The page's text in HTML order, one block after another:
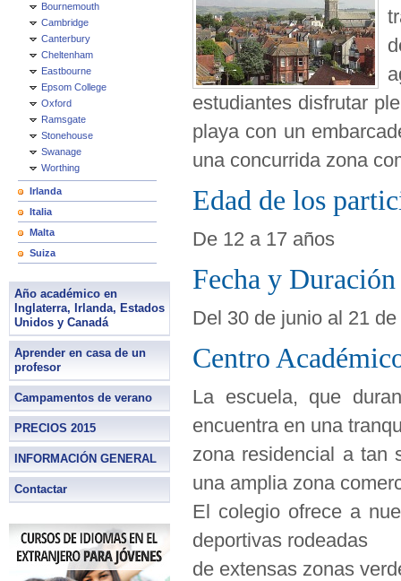
Bournemouth
Cambridge
Canterbury
Cheltenham
Eastbourne
Epsom College
Oxford
Ramsgate
Stonehouse
Swanage
Worthing
Irlanda
Italia
Malta
Suiza
Año académico en
Inglaterra, Irlanda, Estados
Unidos y Canadá
Aprender en casa de un
profesor
Campamentos de verano
PRECIOS 2015
INFORMACIÓN GENERAL
Contactar
estudiantes disfrutar
playa con un
una concurrida zona
Edad de los
De 12 a 17 años
Fecha y
Del 30 de junio al 21
Centro
La escuela, que
encuentra en una
zona residencial a tan
una amplia zona
El colegio ofrece a
deportivas rodeadas
de extensas zonas